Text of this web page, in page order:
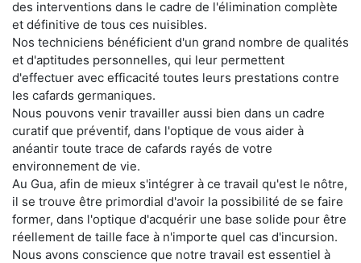
des interventions dans le cadre de l'élimination complète
et définitive de tous ces nuisibles.
Nos techniciens bénéficient d'un grand nombre de qualités
et d'aptitudes personnelles, qui leur permettent
d'effectuer avec efficacité toutes leurs prestations contre
les cafards germaniques.
Nous pouvons venir travailler aussi bien dans un cadre
curatif que préventif, dans l'optique de vous aider à
anéantir toute trace de cafards rayés de votre
environnement de vie.
Au Gua, afin de mieux s'intégrer à ce travail qu'est le nôtre,
il se trouve être primordial d'avoir la possibilité de se faire
former, dans l'optique d'acquérir une base solide pour être
réellement de taille face à n'importe quel cas d'incursion.
Nous avons conscience que notre travail est essentiel à